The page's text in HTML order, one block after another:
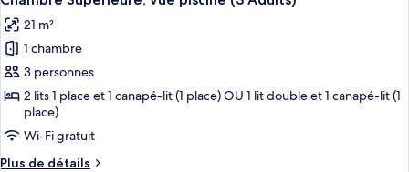
Chambre
Double
vue
ville
toutes
les
photos
pour
ce
type
de
chambre :
21 m²
1 chambre
3 personnes
2 lits 1 place et 1 canapé-lit (1 place) OU 1 lit double et 1 canapé-lit (1
place)
Wi-Fi gratuit
Plus de détails
Plus